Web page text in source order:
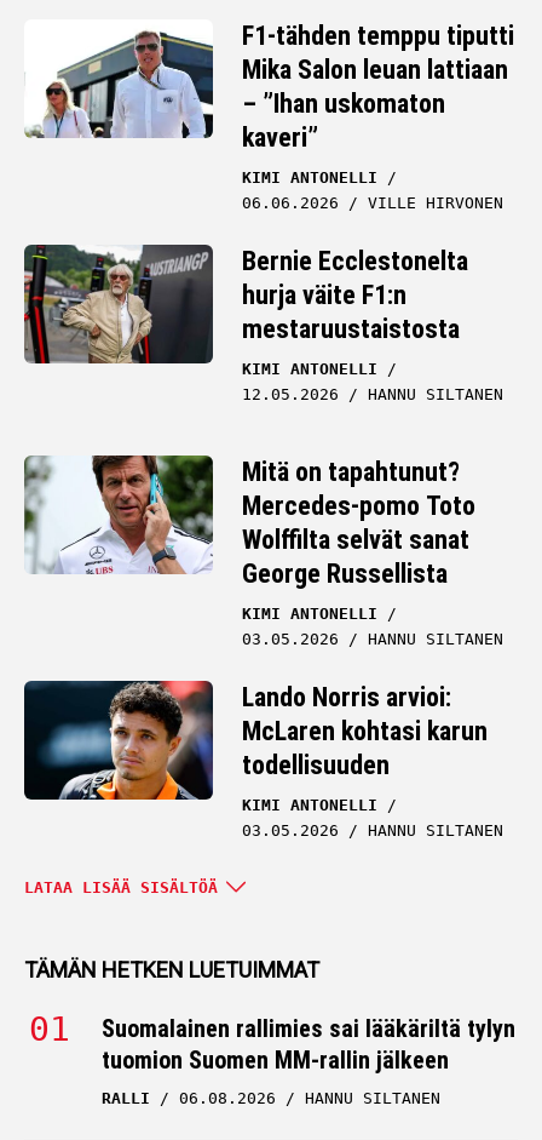
F1-tähden temppu tiputti
Mika Salon leuan lattiaan
– ”Ihan uskomaton
kaveri”
KIMI ANTONELLI
06.06.2026
VILLE HIRVONEN
Bernie Ecclestonelta
hurja väite F1:n
mestaruustaistosta
KIMI ANTONELLI
12.05.2026
HANNU SILTANEN
Mitä on tapahtunut?
Mercedes-pomo Toto
Wolffilta selvät sanat
George Russellista
KIMI ANTONELLI
03.05.2026
HANNU SILTANEN
Lando Norris arvioi:
McLaren kohtasi karun
todellisuuden
KIMI ANTONELLI
03.05.2026
HANNU SILTANEN
Kimi Antonelli paljasti –
marssijärjestys on selvä
01.05.2026
HANNU SILTANEN
Kimi Antonelli viihtyi
melkoisessa seurassa
LATAA LISÄÄ SISÄLTÖÄ
TÄMÄN HETKEN LUETUIMMAT
Suomalainen rallimies sai lääkäriltä tylyn
tuomion Suomen MM-rallin jälkeen
RALLI 06.08.2026 HANNU SILTANEN